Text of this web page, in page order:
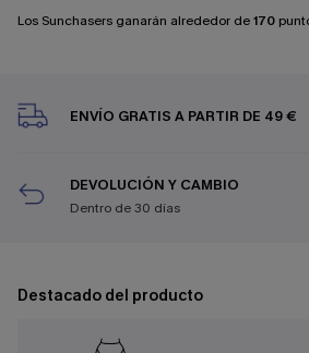
Los Sunchasers ganarán alrededor de170
ENVÍO GRATIS A PARTIR DE 49 €
DEVOLUCIÓN Y CAMBIO
Dentro de 30 días
Destacado del producto